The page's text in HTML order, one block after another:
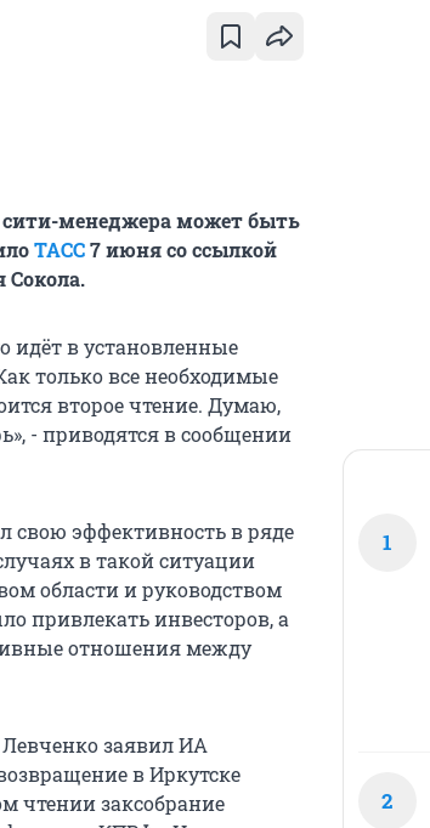
сити-менеджера может быть
ТАСС7 июня со ссылкой
Сокола.
идёт в установленные
только все необходимые
второе чтение. Думаю,
- приводятся в сообщении
свою эффективность в ряде
в такой ситуации
области и руководством
привлекать инвесторов, а
отношения между
заявил ИА
в Иркутске
чтении заксобрание
1
2